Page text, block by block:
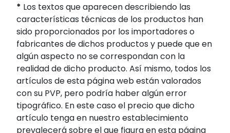
* Los textos que aparecen describiendo las
características técnicas de los productos han
sido proporcionados por los importadores o
fabricantes de dichos productos y puede que en
algún aspecto no se correspondan con la
realidad de dicho producto. Así mismo, todos los
artículos de esta página web están valorados
con su PVP, pero podría haber algún error
tipográfico. En este caso el precio que dicho
artículo tenga en nuestro establecimiento
prevalecerá sobre el que figura en esta página